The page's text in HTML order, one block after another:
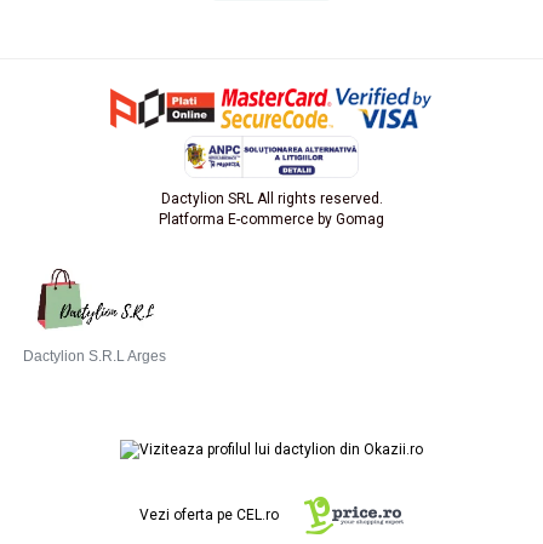
Dactylion SRL All rights reserved.
Platforma E-commerce by Gomag
Dactylion S.R.L Arges
Vezi oferta pe CEL.ro